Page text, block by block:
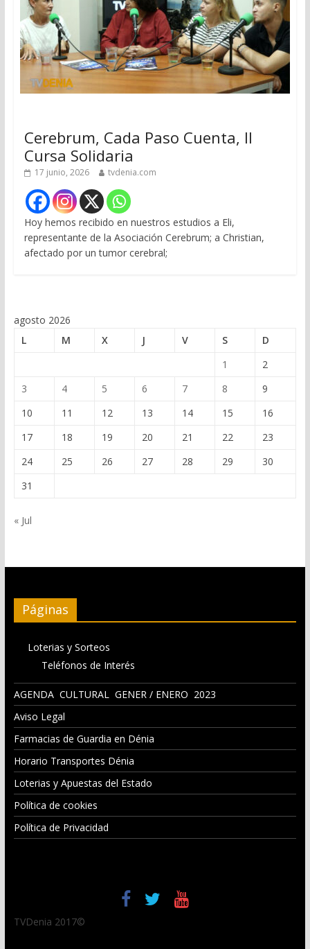
Cerebrum, Cada Paso Cuenta, II
Cursa Solidaria
17 junio, 2026 tvdenia.com
Hoy hemos recibido en nuestros estudios a Eli,
representante de la Asociación Cerebrum; a Christian,
afectado por un tumor cerebral;
agosto 2026
L
M X J V S
D
1
2
3
4 5 6 7 8
9
10
11 12 13 14 15
16
17
18 19 20 21 22
23
24
25 26 27 28 29
30
31
« Jul
Páginas
Loterias y Sorteos
Teléfonos de Interés
AGENDA CULTURAL GENER / ENERO 2023
Aviso Legal
Farmacias de Guardia en Dénia
Horario Transportes Dénia
Loterias y Apuestas del Estado
Política de cookies
Política de Privacidad
TVDenia 2017©